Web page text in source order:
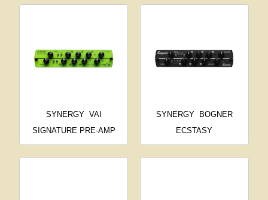
SYNERGY VAI
SIGNATURE PRE-AMP
SYNERGY
BOGNER
ECSTASY